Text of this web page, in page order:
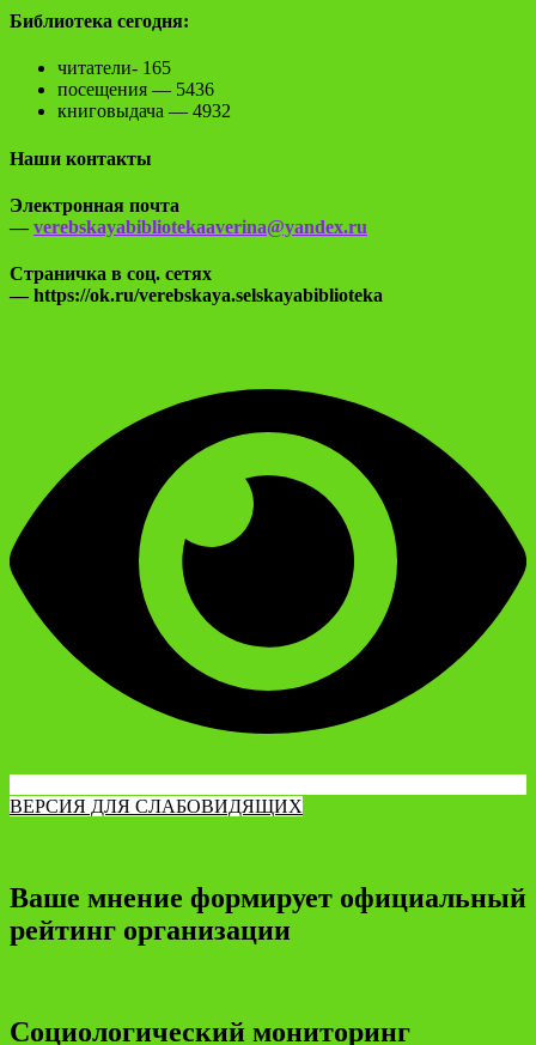
Библиотека сегодня:
читатели- 165
посещения — 5436
книговыдача — 4932
Наши контакты
Электронная почта
—verebskayabibliotekaaverina@yandex.ru
Страничка в соц. сетях
— https://ok.ru/verebskaya.selskayabiblioteka
ВЕРСИЯ ДЛЯ СЛАБОВИДЯЩИХ
Ваше мнение формирует официальный
рейтинг организации
Социологический мониторинг